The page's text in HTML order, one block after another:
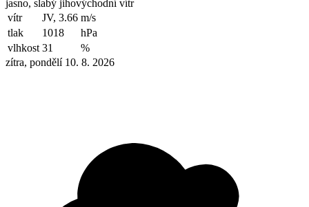
jasno, slabý jihovýchodní vítr
vítr
JV, 3.66 m/s
tlak
1018
hPa
vlhkost 31
%
zítra, pondělí 10. 8. 2026